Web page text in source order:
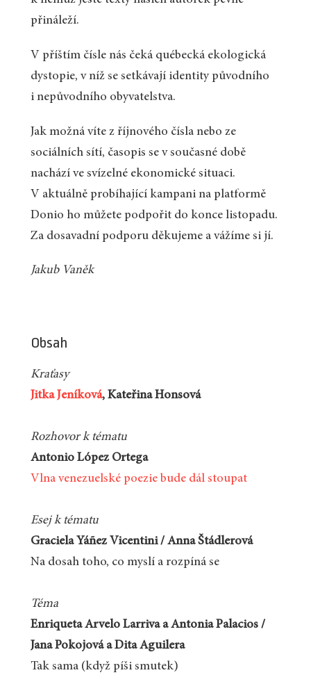
přináleží.
V příštím čísle nás čeká québecká ekologická
dystopie, v níž se setkávají identity původního
i nepůvodního obyvatelstva.
Jak možná víte z říjnového čísla nebo ze
sociálních sítí, časopis se v současné době
nachází ve svízelné ekonomické situaci.
V aktuálně probíhající kampani na platformě
Donio ho můžete podpořit do konce listopadu.
Za dosavadní podporu děkujeme a vážíme si jí.
Jakub Vaněk
Obsah
Kraťasy
Jitka Jeníková, Kateřina Honsová
Rozhovor k tématu
Antonio López Ortega
Vlna venezuelské poezie bude dál stoupat
Esej k tématu
Graciela Yáñez Vicentini / Anna Štádlerová
Na dosah toho, co myslí a rozpíná se
Téma
Enriqueta Arvelo Larriva a Antonia Palacios /
Jana Pokojová a Dita Aguilera
Tak sama (když píši smutek)